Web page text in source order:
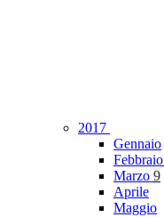
2017
Gennaio
Febbraio
Marzo 9
Aprile
Maggio